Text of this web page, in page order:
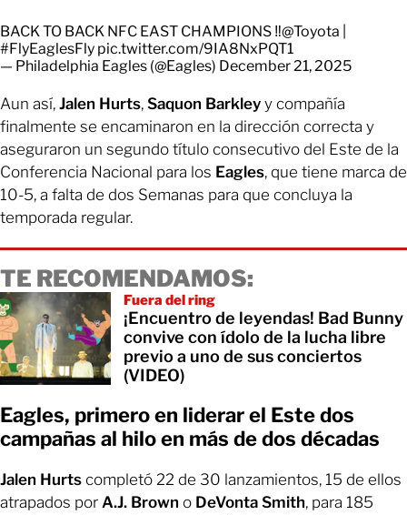
BACK TO BACK NFC EAST CHAMPIONS ‼️@Toyota
#FlyEaglesFly pic.twitter.com/9IA8NxPQT1
— Philadelphia Eagles (@Eagles) December 21, 2025
Aun así, Jalen Hurts, Saquon Barkley y compañía
finalmente se encaminaron en la dirección correcta y
aseguraron un segundo título consecutivo del Este de la
Conferencia Nacional para los Eagles, que tiene marca de
10-5, a falta de dos Semanas para que concluya la
temporada regular.
TE RECOMENDAMOS:
Fuera del ring
¡Encuentro de leyendas! Bad Bunny
convive con ídolo de la lucha libre
previo a uno de sus conciertos
(VIDEO)
Eagles, primero en liderar el Este dos
campañas al hilo en más de dos décadas
Jalen Hurts completó 22 de 30 lanzamientos, 15 de ellos
atrapados por A.J. Brown o DeVonta Smith, para 185